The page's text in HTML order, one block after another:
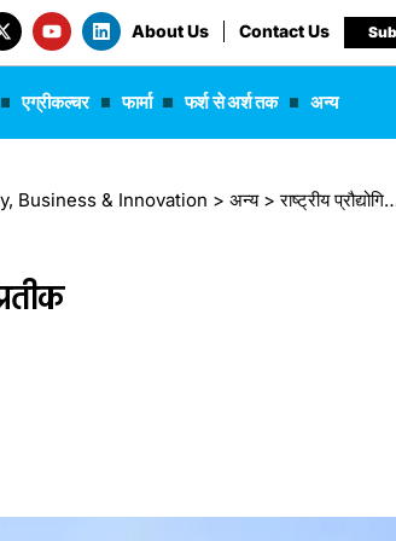
About Us Contact Us
एग्रीकल्चर फार्मा फर्श से अर्श तक अन्य
Business & Innovation > अन्य>राष्ट्रीय प्रौद्योगिकी दिवस: भारत की तकनीकी शक्ति का प्रतीक